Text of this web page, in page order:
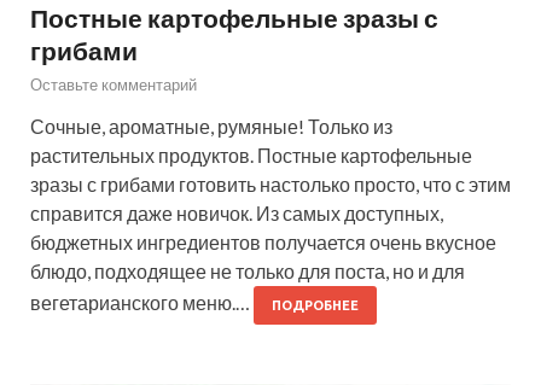
Постные картофельные зразы с
грибами
Оставьте комментарий
Сочные, ароматные, румяные! Только из
растительных продуктов. Постные картофельные
зразы с грибами готовить настолько просто, что с этим
справится даже новичок. Из самых доступных,
бюджетных ингредиентов получается очень вкусное
блюдо, подходящее не только для поста, но и для
вегетарианского меню.…
ПОДРОБНЕЕ